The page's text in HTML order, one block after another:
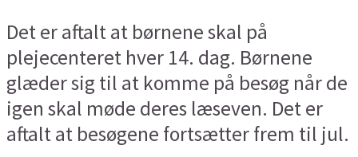
Det er aftalt at børnene skal på
plejecenteret hver 14. dag. Børnene
glæder sig til at komme på besøg når de
igen skal møde deres læseven. Det er
aftalt at besøgene fortsætter frem til jul.